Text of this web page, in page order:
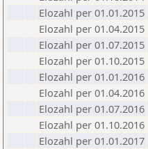
Elozahl per 01.01.2015
Elozahl per 01.04.2015
Elozahl per 01.07.2015
Elozahl per 01.10.2015
Elozahl per 01.01.2016
Elozahl per 01.04.2016
Elozahl per 01.07.2016
Elozahl per 01.10.2016
Elozahl per 01.01.2017